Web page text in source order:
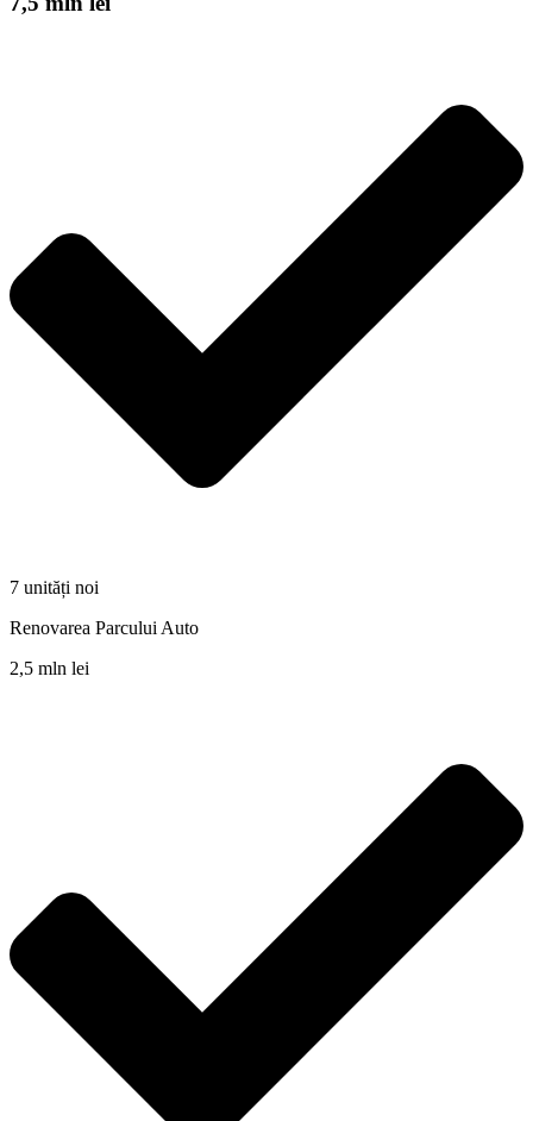
7 unități noi
Renovarea Parcului Auto
2,5 mln lei